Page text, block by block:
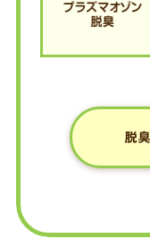
プラズマオゾン
脱臭
脱